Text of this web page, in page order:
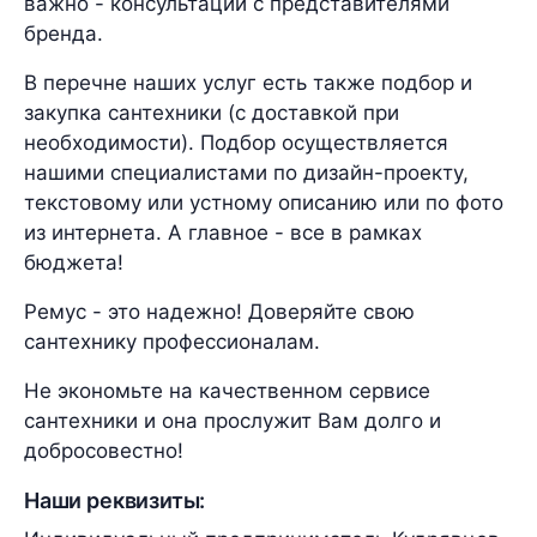
бренда.
В перечне наших услуг есть также подбор и
закупка сантехники (с доставкой при
необходимости). Подбор осуществляется
нашими специалистами по дизайн-проекту,
текстовому или устному описанию или по фото
из интернета. А главное - все в рамках
бюджета!
Ремус - это надежно! Доверяйте свою
сантехнику профессионалам.
Не экономьте на качественном сервисе
сантехники и она прослужит Вам долго и
добросовестно!
Наши реквизиты: